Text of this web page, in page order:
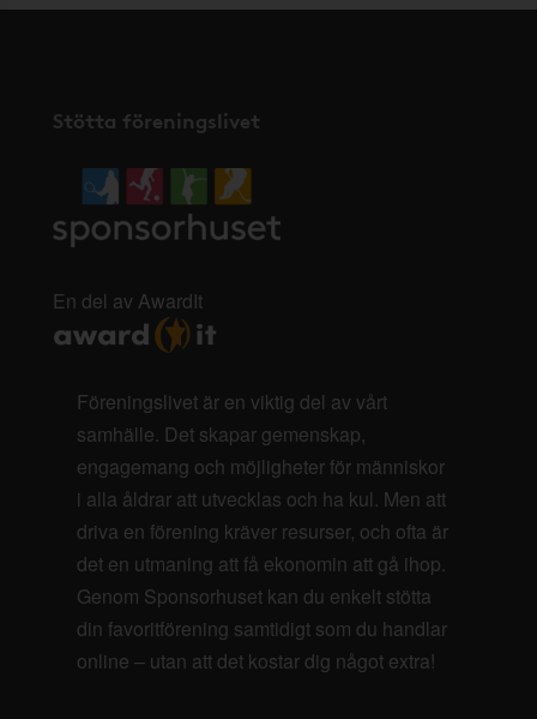
Stötta föreningslivet
En del av AwardIt
Föreningslivet är en viktig del av vårt
samhälle. Det skapar gemenskap,
engagemang och möjligheter för människor
i alla åldrar att utvecklas och ha kul. Men att
driva en förening kräver resurser, och ofta är
det en utmaning att få ekonomin att gå ihop.
Genom Sponsorhuset kan du enkelt stötta
din favoritförening samtidigt som du handlar
online – utan att det kostar dig något extra!